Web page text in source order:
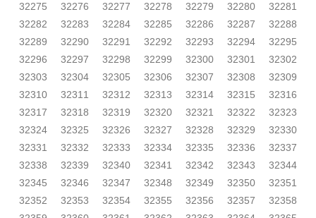
32275
32276 32277 32278 32279 32280
32281
32282
32283 32284 32285 32286 32287
32288
32289
32290 32291 32292 32293 32294
32295
32296
32297 32298 32299 32300 32301
32302
32303
32304 32305 32306 32307 32308
32309
32310
32311 32312 32313 32314 32315
32316
32317
32318 32319 32320 32321 32322
32323
32324
32325 32326 32327 32328 32329
32330
32331
32332 32333 32334 32335 32336
32337
32338
32339 32340 32341 32342 32343
32344
32345
32346 32347 32348 32349 32350
32351
32352
32353 32354 32355 32356 32357
32358